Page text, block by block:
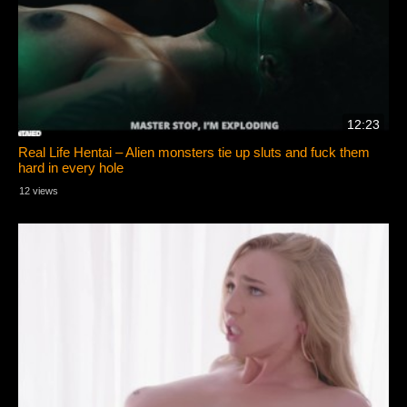
12:23
Real Life Hentai – Alien monsters tie up sluts and fuck them
hard in every hole
12 views